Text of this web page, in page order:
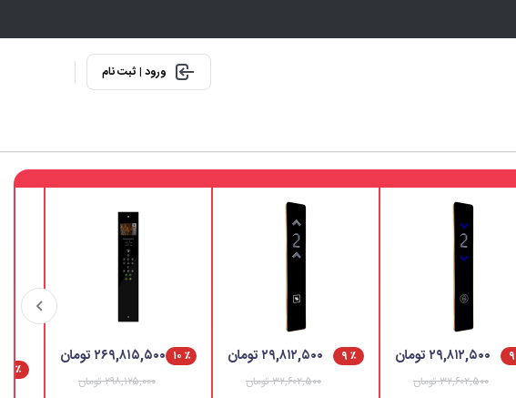
ورود | ثبت نام
۲۹,۸۱۲,۵۰۰ تومان
۳۲,۶۰۲,۵۰۰ تومان
٪ ۹ ۲۹,۸۱۲,۵۰۰ تومان
۳۲,۶۰۲,۵۰۰ تومان
٪ ۱۰ ۲۶۹,۸۱۵,۵۰۰ تومان
۲۹۸,۱۲۵,۰۰۰ تومان
٪ ۹